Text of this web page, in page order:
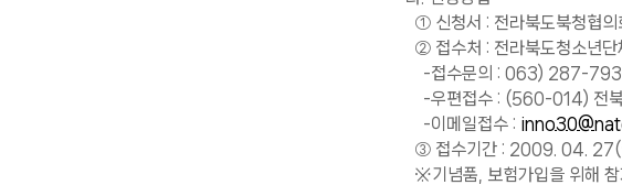
① 신청서 : 전라북도북청협의
② 접수처 : 전라북도청소년단
-접수문의 : 063) 287-
-우편접수 : (560-014) 전
-이메일접수 :
③ 접수기간 : 2009. 04. 27(
※기념품, 보험가입을 위해 참